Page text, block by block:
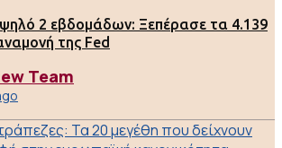
2 εβδομάδων: Ξεπέρασε τα 4.139
της Fed
Team